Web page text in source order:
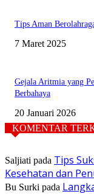
Tips Aman
7 Maret 2025
Gejala Aritmia yang
Berbahaya
20 Januari 2026
KOMENTAR
Saljiati pada Tips
Kesehatan dan
Bu Surki pada